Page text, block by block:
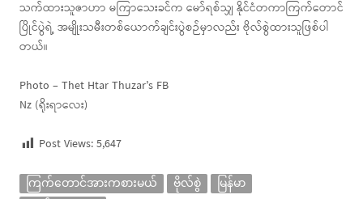
သက်ထားသူဇာဟာ မကြာသေးခင်က မော်ရစ်သျှ နိုင်ငံတကာကြက်တောင်
ပြိုင်ပွဲရဲ့ အမျိုးသမီးတစ်ယောက်ချင်းပွဲစဉ်မှာလည်း ဗိုလ်စွဲထားသူဖြစ်ပါ
တယ်။
Photo – Thet Htar Thuzar’s FB
Nz (ရိုးရာလေး)
Post Views:5,647
ကြက်တောင်အားကစားမယ် ဗိုလ်စွဲ
မြန်မာ